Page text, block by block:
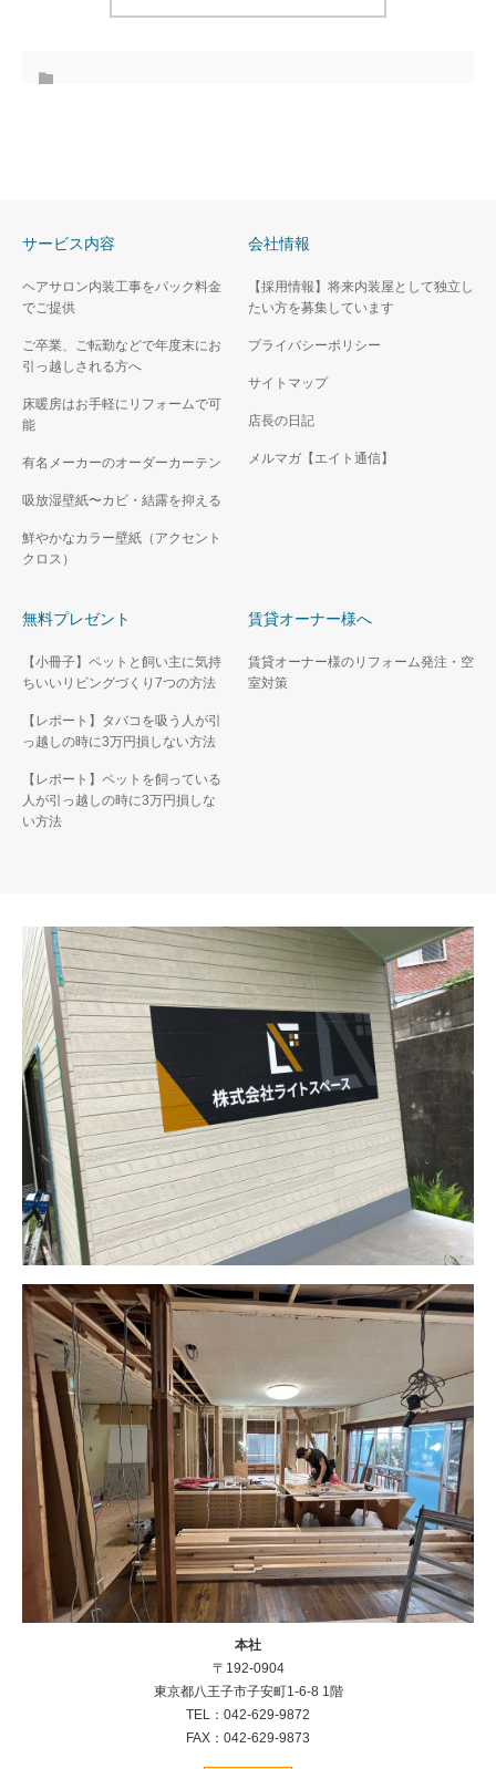
サービス内容
ヘアサロン内装工事をパック料金
でご提供
ご卒業、ご転勤などで年度末にお
引っ越しされる方へ
床暖房はお手軽にリフォームで可
能
有名メーカーのオーダーカーテン
吸放湿壁紙〜カビ・結露を抑える
鮮やかなカラー壁紙（アクセント
クロス）
会社情報
【採用情報】将来内装屋として独立し
たい方を募集しています
プライバシーポリシー
サイトマップ
店長の日記
メルマガ【エイト通信】
無料プレゼント
【小冊子】ペットと飼い主に気持
ちいいリビングづくり7つの方法
【レポート】タバコを吸う人が引
っ越しの時に3万円損しない方法
【レポート】ペットを飼っている
人が引っ越しの時に3万円損しな
い方法
賃貸オーナー様へ
賃貸オーナー様のリフォーム発注・空
室対策
本社
〒192-0904
東京都八王子市子安町1-6-8 1階
TEL：042-629-9872
FAX：042-629-9873